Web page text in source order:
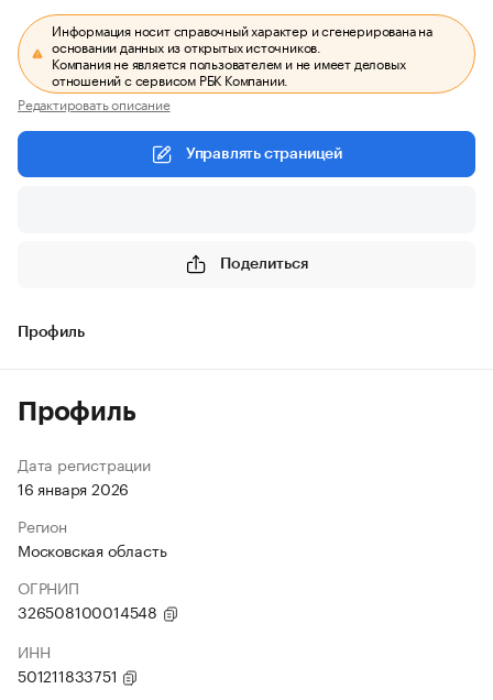
Информация носит справочный характер и сгенерирована на
основании данных из открытых источников.
Компания не является пользователем и не имеет деловых
отношений с сервисом РБК Компании.
Редактировать описание
Управлять страницей
Поделиться
Профиль
Профиль
Дата регистрации
16 января 2026
Регион
Московская область
ОГРНИП
326508100014548
ИНН
501211833751